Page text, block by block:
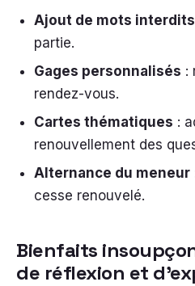
Ajout de mots interdits
partie.
Gages personnalisés :
rendez-vous.
Cartes thématiques :
renouvellement des
Alternance du meneur
cesse renouvelé.
Bienfaits
de réflexion et